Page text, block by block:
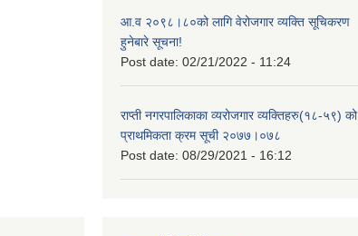
आ.व २०९८।८०को लागि वेरोजगार व्यक्ति सूचिकरण
हुनेबारे सूचना!
Post date: 02/21/2022 - 11:24
राप्ती नगरपालिकाका व्यरोजगार व्यक्तिहरु(१८-५९) को
प्राथमिकता क्रम सूची २०७७।०७८
Post date: 08/29/2021 - 16:12